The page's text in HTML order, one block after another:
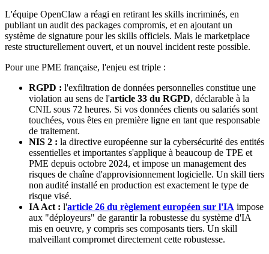
L'équipe OpenClaw a réagi en retirant les skills incriminés, en
publiant un audit des packages compromis, et en ajoutant un
système de signature pour les skills officiels. Mais le marketplace
reste structurellement ouvert, et un nouvel incident reste possible.
Pour une PME française, l'enjeu est triple :
RGPD : l'exfiltration de données personnelles constitue une
violation au sens de l'article 33 du RGPD, déclarable à la
CNIL sous 72 heures. Si vos données clients ou salariés sont
touchées, vous êtes en première ligne en tant que responsable
de traitement.
NIS 2 : la directive européenne sur la cybersécurité des entités
essentielles et importantes s'applique à beaucoup de TPE et
PME depuis octobre 2024, et impose un management des
risques de chaîne d'approvisionnement logicielle. Un skill tiers
non audité installé en production est exactement le type de
risque visé.
IA Act: l'article 26 du règlement européen sur l'IA impose
aux "déployeurs" de garantir la robustesse du système d'IA
mis en oeuvre, y compris ses composants tiers. Un skill
malveillant compromet directement cette robustesse.